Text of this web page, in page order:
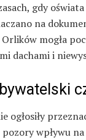
gdy
na
mogła
dachami i
ogłosiły
wpływu